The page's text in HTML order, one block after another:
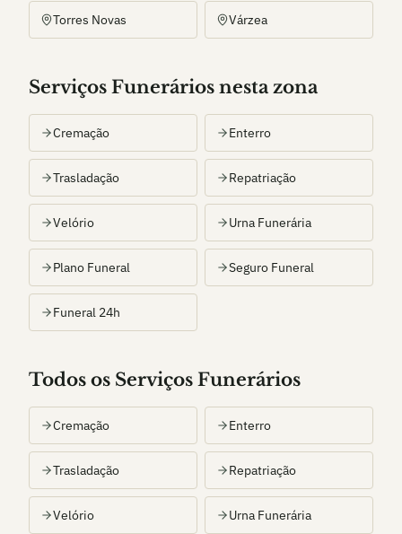
Torres Novas Várzea
Serviços Funerários nesta zona
Cremação Enterro
Trasladação Repatriação
Velório Urna Funerária
Plano Funeral Seguro Funeral
Funeral 24h
Todos os Serviços Funerários
Cremação Enterro
Trasladação Repatriação
Velório Urna Funerária